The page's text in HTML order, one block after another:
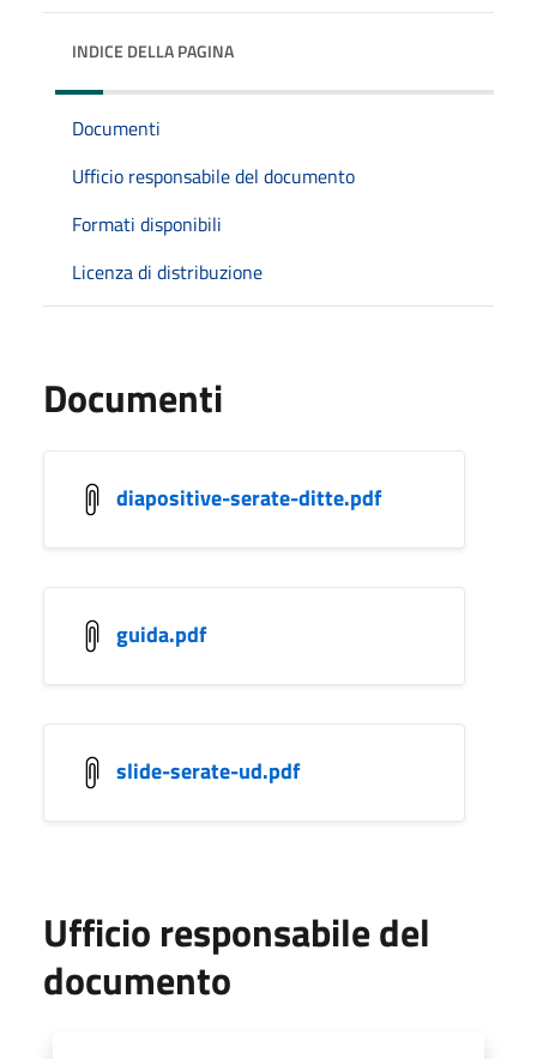
INDICE DELLA PAGINA
Documenti
Ufficio responsabile del documento
Formati disponibili
Licenza di distribuzione
Documenti
diapositive-serate-ditte.pdf
guida.pdf
slide-serate-ud.pdf
Ufficio responsabile del
documento